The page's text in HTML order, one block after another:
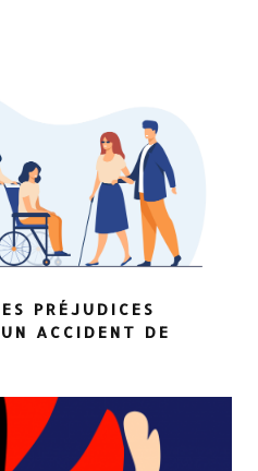
PRÉJUDICES
ACCIDENT DE